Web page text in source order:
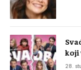
koji
28.